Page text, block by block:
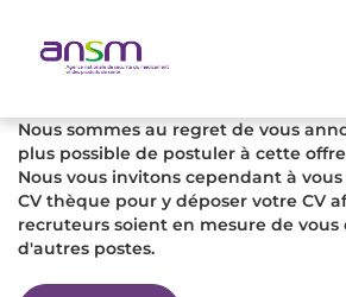
Nous sommes au regret de vous
plus possible de postuler à cette
Nous vous invitons cependant à
CV thèque pour y déposer votre CV
recruteurs soient en mesure de
d'autres postes.